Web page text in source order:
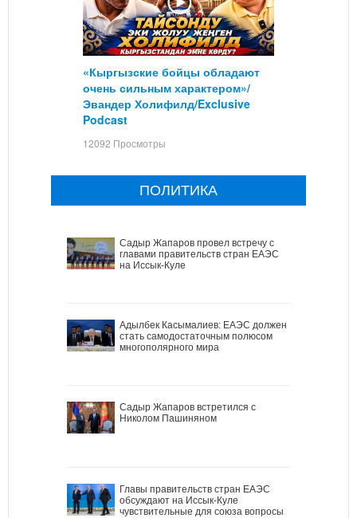
«Кыргызские бойцы обладают
очень сильным характером»/
Эвандер Холифилд/Exclusive
Podcast
12092 Просмотры
ПОЛИТИКА
Садыр Жапаров провел встречу с
главами правительств стран ЕАЭС
на Иссык-Куле
Адылбек Касымалиев: ЕАЭС должен
стать самодостаточным полюсом
многополярного мира
Садыр Жапаров встретился с
Николом Пашиняном
Главы правительств стран ЕАЭС
обсуждают на Иссык-Куле
чувствительные для союза вопросы